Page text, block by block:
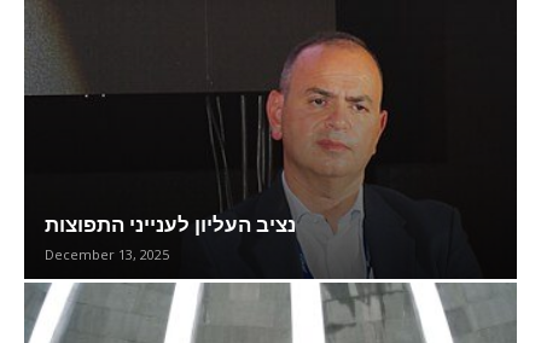
נציב העליון לענייני התפוצות
December 13, 2025